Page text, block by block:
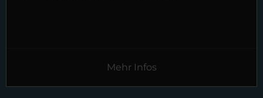
Mehr Infos